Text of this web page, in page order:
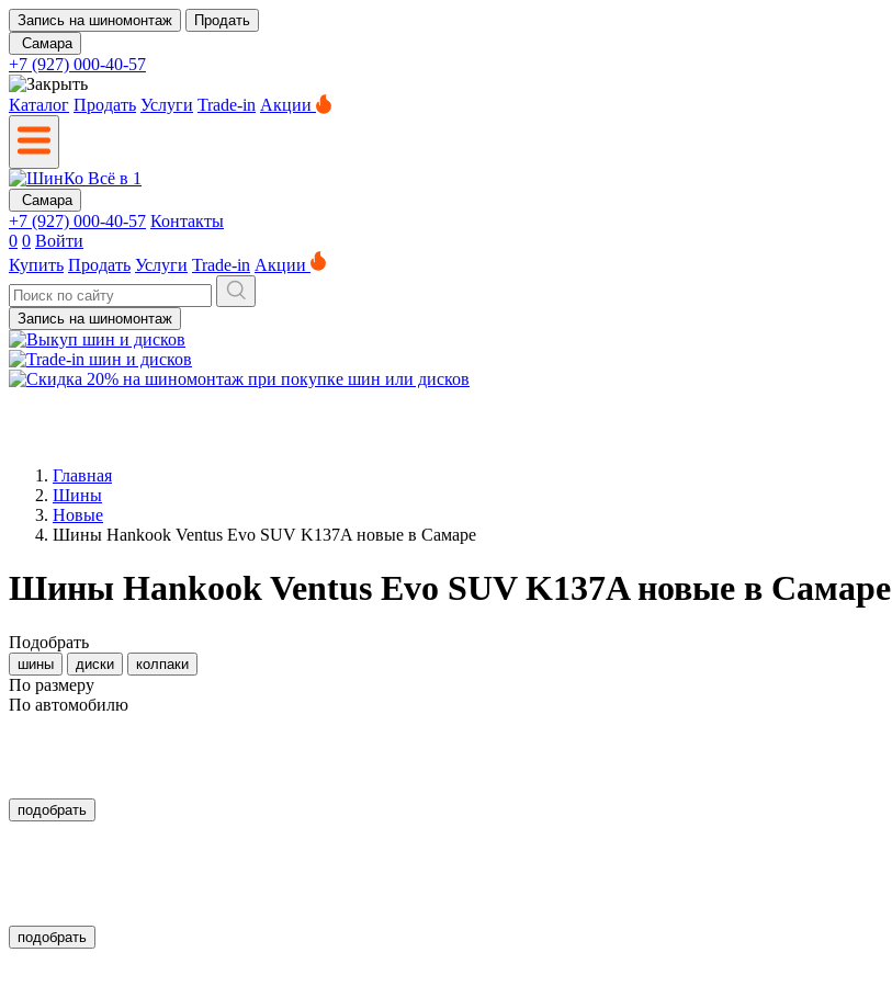
Запись на шиномонтаж
Продать
Самара
+7 (927) 000-40-57
Каталог Продать Услуги Trade-in Акции
Самара
+7 (927) 000-40-57 Контакты
0 0 Войти
Купить Продать Услуги Trade-in Акции
Запись на шиномонтаж
Главная
Шины
Новые
Шины Hankook Ventus Evo SUV K137A новые в Самаре
Шины Hankook Ventus Evo SUV K137A новые в Самаре
Подобрать
шины диски колпаки
По размеру
По автомобилю
подобрать
подобрать